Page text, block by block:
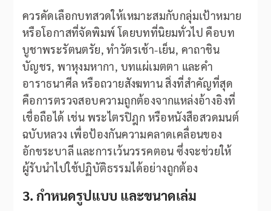
ควรคัดเลือกบทสวดให้เหมาะสมกับกลุ่มเป้าหมาย
หรือโอกาสที่จัดพิมพ์ โดยบทที่นิยมทั่วไป คือบท
บูชาพระรัตนตรัย, ทำวัตรเช้า-เย็น, คาถาชิน
บัญชร, พาหุงมหากา, บทแผ่เมตตา และคำ
อาราธนาศีล หรือถวายสังฆทาน สิ่งที่สำคัญที่สุด
คือการตรวจสอบความถูกต้องจากแหล่งอ้างอิงที่
เชื่อถือได้ เช่น พระไตรปิฎก หรือหนังสือสวดมนต์
ฉบับหลวง เพื่อป้องกันความคลาดเคลื่อนของ
อักขระบาลี และการเว้นวรรคตอน ซึ่งจะช่วยให้
ผู้รับนำไปใช้ปฏิบัติธรรมได้อย่างถูกต้อง
3. กำหนดรูปแบบ และขนาดเล่ม